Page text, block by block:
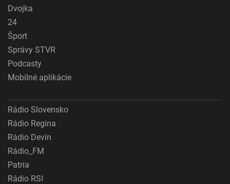
Dvojka
24
Šport
Správy STVR
Podcasty
Mobilné aplikácie
Rádio Slovensko
Rádio Regina
Rádio Devín
Rádio_FM
Patria
Rádio RSI